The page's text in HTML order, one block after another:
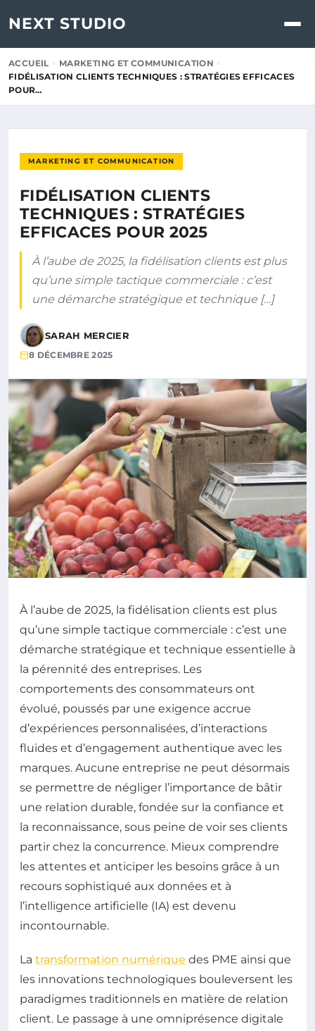
NEXT STUDIO
ACCUEIL
MARKETING ET COMMUNICATION
FIDÉLISATION CLIENTS TECHNIQUES : STRATÉGIES EFFICACES
POUR…
MARKETING ET COMMUNICATION
FIDÉLISATION CLIENTS
TECHNIQUES : STRATÉGIES
EFFICACES POUR 2025
À l’aube de 2025, la fidélisation clients est plus
qu’une simple tactique commerciale : c’est
une démarche stratégique et technique […]
SARAH MERCIER
8 DÉCEMBRE 2025
À l’aube de 2025, la fidélisation clients est plus
qu’une simple tactique commerciale : c’est une
démarche stratégique et technique essentielle à
la pérennité des entreprises. Les
comportements des consommateurs ont
évolué, poussés par une exigence accrue
d’expériences personnalisées, d’interactions
fluides et d’engagement authentique avec les
marques. Aucune entreprise ne peut désormais
se permettre de négliger l’importance de bâtir
une relation durable, fondée sur la confiance et
la reconnaissance, sous peine de voir ses clients
partir chez la concurrence. Mieux comprendre
les attentes et anticiper les besoins grâce à un
recours sophistiqué aux données et à
l’intelligence artificielle (IA) est devenu
incontournable.
La transformation numérique des PME ainsi que
les innovations technologiques bouleversent les
paradigmes traditionnels en matière de relation
client. Le passage à une omniprésence digitale